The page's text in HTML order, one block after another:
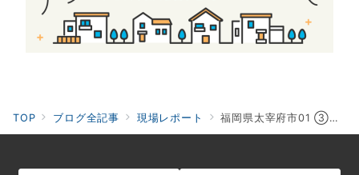
TOP ブログ全記事 現場レポート 福岡県太宰府市01 ③基礎工事完了